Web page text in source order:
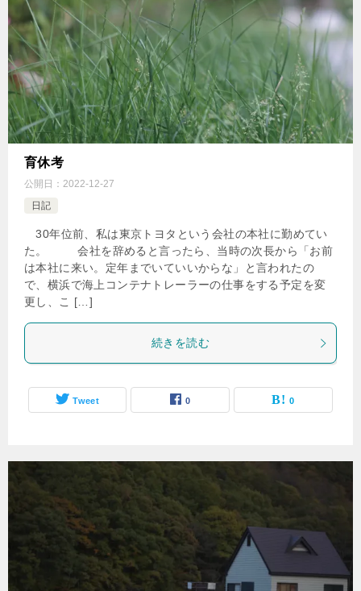
育休考
公開日： 2022-12-27
日記
30年位前、私は東京トヨタという会社の本社に勤めてい
た。 会社を辞めると言ったら、当時の次長から「お前
は本社に来い。定年までいていいからな」と言われたの
で、横浜で海上コンテナトレーラーの仕事をする予定を変
更し、こ […]
続きを読む
Tweet 0 0